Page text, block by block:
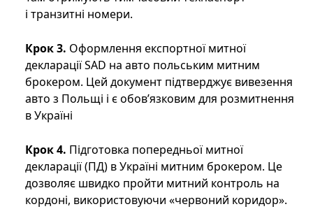
і транзитні номери.
Крок 3. Оформлення експортної митної
декларації SAD на авто польським митним
брокером. Цей документ підтверджує вивезення
авто з Польщі і є обов’язковим для розмитнення
в Україні
Крок 4. Підготовка попередньої митної
декларації (ПД) в Україні митним брокером. Це
дозволяє швидко пройти митний контроль на
кордоні, використовуючи «червоний коридор».